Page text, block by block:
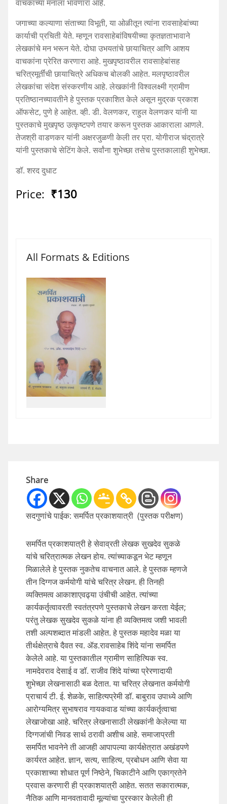
वाचकांच्या मनाला भावणारा आहे.
जगाच्या कल्याणा संताच्या विभूती, या ओळीतून त्यांना रावसाहेबांच्या
कार्याची प्रचिती येते. म्हणून रावसाहेबांविषयीच्या कृतज्ञताभावाने
लेखकांचे मन भरून येते. दोघा उभयतांचे छायाचित्र आणि आशय
वाचकांना प्रेरित करणारा आहे. मुखपृष्ठावरील रावसाहेबांसह
चरित्रमूर्तींची छायाचित्रे अधिकच बोलकी आहेत. मलपृष्ठावरील
लेखकांचा संदेश संस्करणीय आहे. लेखकांनी विश्वलक्ष्मी ग्रामीण
प्रतिष्ठानच्यावतीने हे पुस्तक प्रकाशित केले असून मुद्रक प्रकाश
ऑफसेट, पुणे हे आहेत. व्ही. डी. वेलणकर, राहुल वेलणकर यांनी या
पुस्तकाचे मुखपृष्ठ उत्कृष्टपणे तयार करून पुस्तक आकाराला आणले.
तेजश्री वाडणकर यांनी अक्षरजुळणी केली तर प्रा. योगीराज चंद्रात्रे
यांनी पुस्तकाचे सेटिंग केले. सर्वांना शुभेच्छा तसेच पुस्तकालाही शुभेच्छा.
डॉ. शरद दुधाट
Price: ₹130
All Formats & Editions
Share
सदगुणांचे पाईक: समर्पित प्रकाशयात्री (पुस्तक परीक्षण)
समर्पित प्रकाशयात्री हे सेवाव्रती लेखक सुखदेव सुकळे
यांचे चरित्रात्मक लेखन होय. त्यांच्याकडून भेट म्हणून
मिळालेले हे पुस्तक नुकतेच वाचनात आले. हे पुस्तक म्हणजे
तीन दिग्गज कर्मयोगी यांचे चरित्र लेखन. ही तिनही
व्यक्तिमत्व आकाशाएवढ्या उंचीची आहेत. त्यांच्या
कार्यकर्तृत्वावरती स्वतंत्रपणे पुस्तकाचे लेखन करता येईल;
परंतु लेखक सुखदेव सुकळे यांना ही व्यक्तिमत्व जशी भावली
तशी अल्पशब्दात मांडली आहेत. हे पुस्तक महादेव मळा या
तीर्थक्षेत्राचे दैवत स्व. ॲड.रावसाहेब शिंदे यांना समर्पित
केलेले आहे. या पुस्तकातील ग्रामीण साहित्यिक स्व.
नामदेवराव देसाई व डॉ. राजीव शिंदे यांच्या प्रेरणादायी
शुभेच्छा लेखनासाठी बळ देतात. या चरित्र लेखनात कर्मयोगी
प्राचार्य टी. ई. शेळके, साहित्यप्रेमी डॉ. बाबुराव उपाध्ये आणि
आरोग्यमित्र सुभाषराव गायकवाड यांच्या कार्यकर्तृत्वाचा
लेखाजोखा आहे. चरित्र लेखनासाठी लेखकांनी केलेल्या या
दिग्गजांची निवड सार्थ ठरावी अशीच आहे. समाजाप्रती
समर्पित भावनेने ती आजही आपापल्या कार्यक्षेत्रात अखंडपणे
कार्यरत आहेत. ज्ञान, सत्य, साहित्य, प्रबोधन आणि सेवा या
प्रकाशाच्या शोधात पूर्ण निष्ठेने, चिकाटीने आणि एकाग्रतेने
प्रवास करणारी ही प्रकाशयात्री आहेत. सतत सकारात्मक,
नैतिक आणि मानवतावादी मूल्यांचा पुरस्कार केलेली ही